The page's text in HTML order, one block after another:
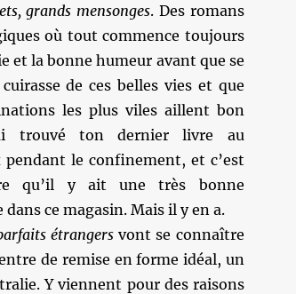
grands mensonges. Des romans
où tout commence toujours
et la bonne humeur avant que se
de ces belles vies et que
les plus viles aillent bon
trouvé ton dernier livre au
le confinement, et c’est
qu’il y ait une très bonne
ce magasin. Mais il y en a.
étrangersvont se connaître
de remise en forme idéal, un
Y viennent pour des raisons